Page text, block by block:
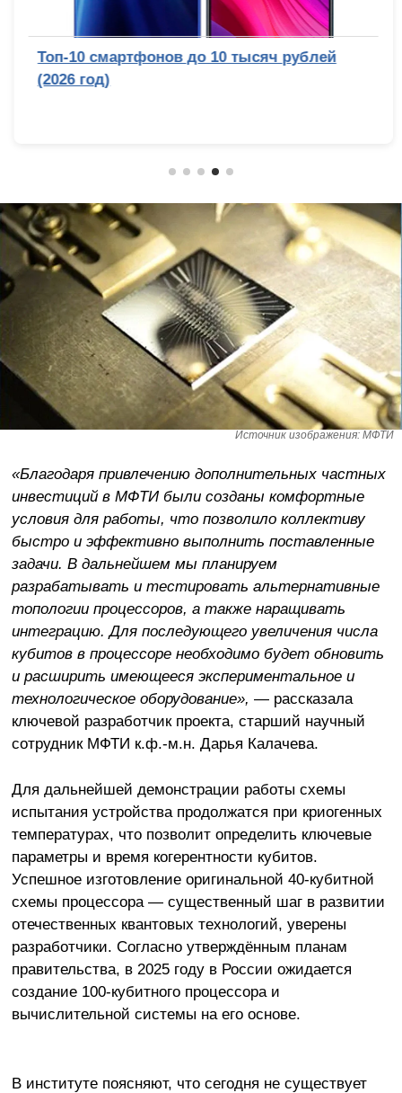
Топ-10 смартфонов до 10 тысяч рублей
(2026 год)
Источник изображения: МФТИ
«Благодаря привлечению дополнительных частных
инвестиций в МФТИ были созданы комфортные
условия для работы, что позволило коллективу
быстро и эффективно выполнить поставленные
задачи. В дальнейшем мы планируем
разрабатывать и тестировать альтернативные
топологии процессоров, а также наращивать
интеграцию. Для последующего увеличения числа
кубитов в процессоре необходимо будет обновить
и расширить имеющееся экспериментальное и
технологическое оборудование», — рассказала
ключевой разработчик проекта, старший научный
сотрудник МФТИ к.ф.-м.н. Дарья Калачева.
Для дальнейшей демонстрации работы схемы
испытания устройства продолжатся при криогенных
температурах, что позволит определить ключевые
параметры и время когерентности кубитов.
Успешное изготовление оригинальной 40-кубитной
схемы процессора — существенный шаг в развитии
отечественных квантовых технологий, уверены
разработчики. Согласно утверждённым планам
правительства, в 2025 году в России ожидается
создание 100-кубитного процессора и
вычислительной системы на его основе.
В институте поясняют, что сегодня не существует